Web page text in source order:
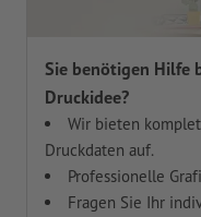
Sie benötigen Hilfe
Druckidee?
Wir bieten
Druckdaten auf.
Professionelle
Fragen Sie Ihr